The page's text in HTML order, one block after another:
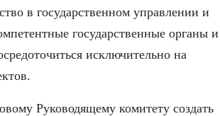
в государственном управлении и
государственные органы и
исключительно на
Руководящему комитету создать